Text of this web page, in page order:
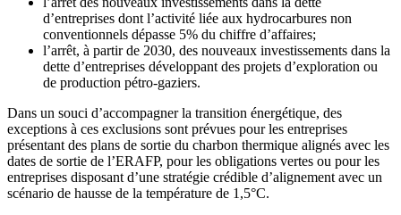
d’entreprises dont l’activité liée aux hydrocarbures non
conventionnels dépasse 5% du chiffre d’affaires;
l’arrêt, à partir de 2030, des nouveaux investissements dans la
dette d’entreprises développant des projets d’exploration ou
de production pétro-gaziers.
Dans un souci d’accompagner la transition énergétique, des
exceptions à ces exclusions sont prévues pour les entreprises
présentant des plans de sortie du charbon thermique alignés avec les
dates de sortie de l’ERAFP, pour les obligations vertes ou pour les
entreprises disposant d’une stratégie crédible d’alignement avec un
scénario de hausse de la température de 1,5°C.